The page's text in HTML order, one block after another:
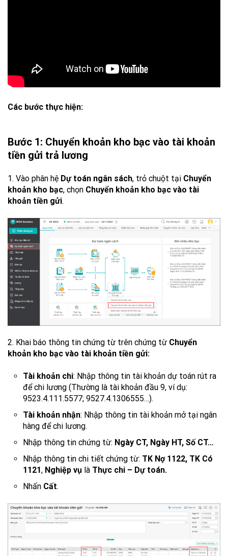
Các bước thực hiện:
Bước 1: Chuyển khoản kho bạc vào tài khoản
tiền gửi trả lương
1. Vào phân hệ Dự toán ngân sách, trỏ chuột tại Chuyển
khoản kho bạc, chọn Chuyển khoản kho bạc vào tài
khoản tiền gửi.
2. Khai báo thông tin chứng từ trên chứng từ Chuyển
khoản kho bạc vào tài khoản tiền gửi:
Tài khoản chi: Nhập thông tin tài khoản dự toán rút ra
để chi lương (Thường là tài khoản đầu 9, ví dụ:
9523.4.111.5577; 9527.4.1306555…).
Tài khoản nhận: Nhập thông tin tài khoản mở tại ngân
hàng để chi lương.
Nhập thông tin chứng từ: Ngày CT, Ngày HT, Số CT…
Nhập thông tin chi tiết chứng từ: TK Nợ 1122, TK Có
1121, Nghiệp vụ là Thực chi – Dự toán.
Nhấn Cất.